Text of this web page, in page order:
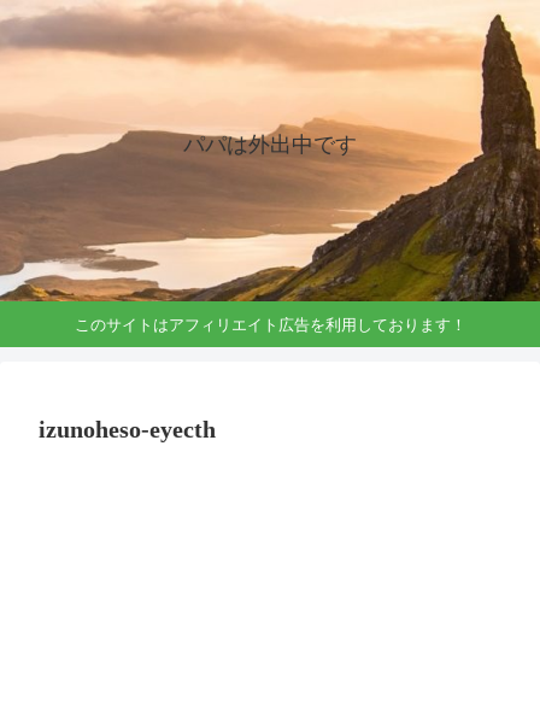
パパは外出中です
このサイトはアフィリエイト広告を利用しております！
izunoheso-eyecth